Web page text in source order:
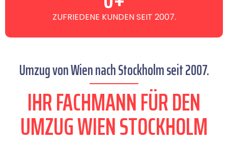
ZUFRIEDENE KUNDEN SEIT 2007.
Umzug von Wien nach Stockholm seit 2007.
IHR FACHMANN FÜR DEN
UMZUG WIEN STOCKHOLM